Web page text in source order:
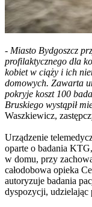
- Miasto Bydgoszcz
profilaktycznego dla
kobiet w ciąży i ich
domowych. Zawarta
pokryje koszt 100
Bruskiego wystąpił
Waszkiewicz,
Urządzenie
oparte o badania
w domu, przy
całodobowa opieka
autoryzuje badania
dyspozycji, udzielając